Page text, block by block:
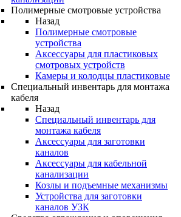
Полимерные смотровые устройства
Назад
Полимерные смотровые
устройства
Аксессуары для пластиковых
смотровых устройств
Камеры и колодцы пластиковые
Специальный инвентарь для монтажа
кабеля
Назад
Специальный инвентарь для
монтажа кабеля
Аксессуары для заготовки
каналов
Аксессуары для кабельной
канализации
Козлы и подъемные механизмы
Устройства для заготовки
каналов УЗК